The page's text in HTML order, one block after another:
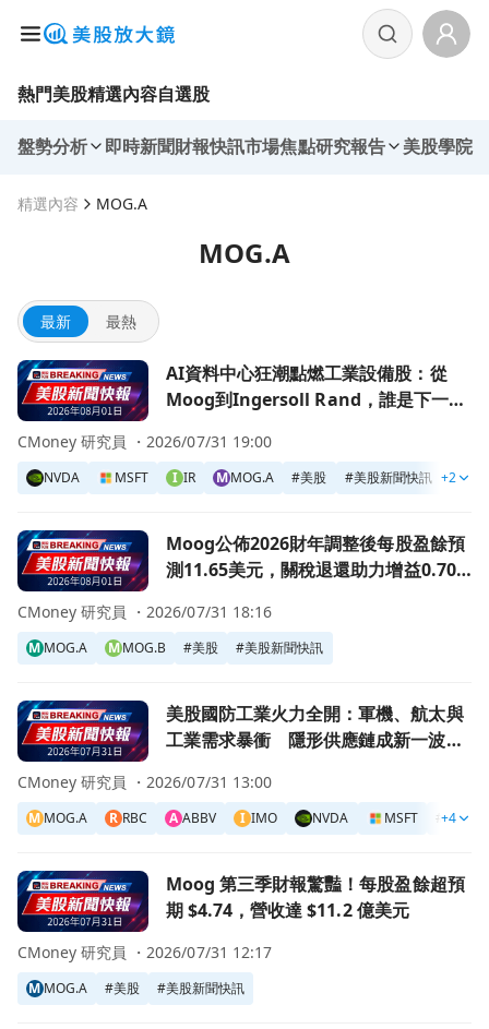
熱門美股精選內容自選股
盤勢分析 即時新聞財報快訊市場焦點研究報告 美股學院
精選內容 MOG.A
MOG.A
最新 最熱
前往AI資料中心狂潮點燃工業設備股：從Moog到Ingersoll
AI資料中心狂潮點燃工業設備股：從
Moog到Ingersoll Rand，誰是下一個
NVDA MSFT I IR MMOG.A #美股 #美股新聞快訊 #美股
+2
CMoney 研究員 ・2026/07/31 19:00
前往Moog公佈2026財年調整後每股盈餘預測11.65美元，關
Moog公佈2026財年調整後每股盈餘預
測11.65美元，關稅退還助力增益0.70
M MOG.A MMOG.B #美股 #美股新聞快訊
CMoney 研究員 ・2026/07/31 18:16
前往美股國防工業火力全開：軍機、航太與工業需求暴衝
美股國防工業火力全開：軍機、航太與
工業需求暴衝 隱形供應鏈成新一波主
M MOG.A R RBC A ABBV I IMO NVDA MSFT #美股
+4
CMoney 研究員 ・2026/07/31 13:00
前往Moog 第三季財報驚豔！每股盈餘超預期 $4.74，營收
Moog 第三季財報驚豔！每股盈餘超預
期 $4.74，營收達 $11.2 億美元
M MOG.A #美股 #美股新聞快訊
CMoney 研究員 ・2026/07/31 12:17